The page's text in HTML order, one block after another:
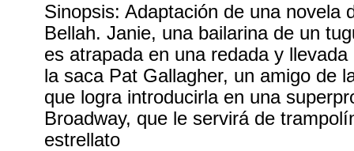
Sinopsis: Adaptación de una novela
Bellah. Janie, una bailarina de un
es atrapada en una redada y
la saca Pat Gallagher, un amigo de
que logra introducirla en una
Broadway, que le servirá de
estrellato